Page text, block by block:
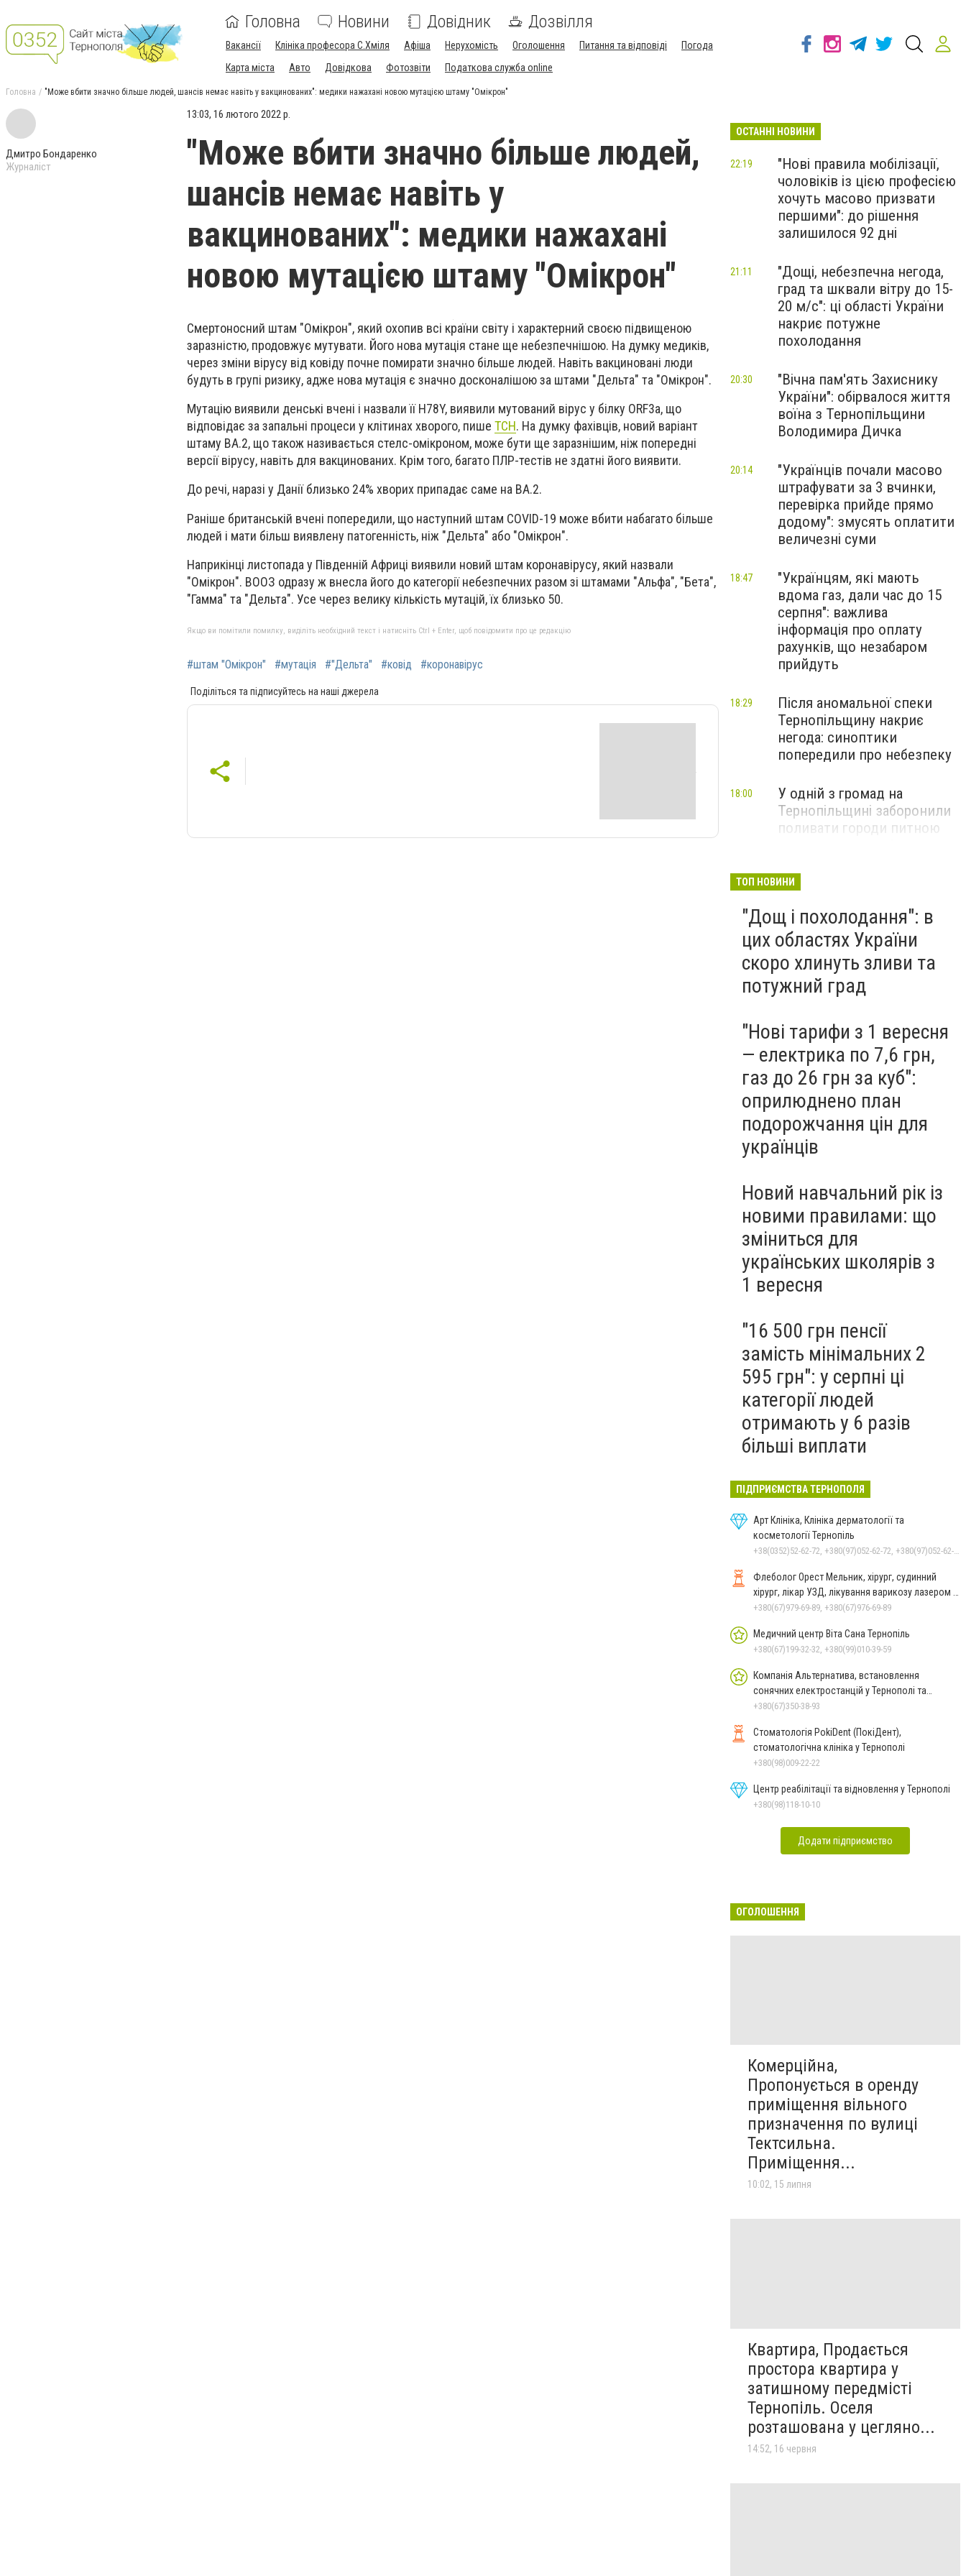
Головна Новини Довідник Дозвілля
Вакансії Клініка професора С.Хміля Афіша Нерухомість Оголошення Питання та відповіді
Погода
Карта міста
Авто Довідкова Фотозвіти Податкова служба online
Головна "Може вбити значно більше людей, шансів немає навіть у вакцинованих": медики нажахані новою мутацією штаму "Омікрон"
Дмитро Бондаренко
Журналіст
13:03, 16 лютого 2022 р.
"Може вбити значно більше людей,
шансів немає навіть у
вакцинованих": медики нажахані
новою мутацією штаму "Омікрон"
Смертоносний штам "Омікрон", який охопив всі країни світу і характерний своєю підвищеною
заразністю, продовжує мутувати. Його нова мутація стане ще небезпечнішою. На думку медиків,
через зміни вірусу від ковіду почне помирати значно більше людей. Навіть вакциновані люди
будуть в групі ризику, адже нова мутація є значно досконалішою за штами "Дельта" та "Омікрон".
Мутацію виявили денські вчені і назвали її H78Y, виявили мутований вірус у білку ORF3a, що
відповідає за запальні процеси у клітинах хворого, пише ТСН. На думку фахівців, новий варіант
штаму BA.2, що також називається стелс-омікроном, може бути ще заразнішим, ніж попередні
версії вірусу, навіть для вакцинованих. Крім того, багато ПЛР-тестів не здатні його виявити.
До речі, наразі у Данії близько 24% хворих припадає саме на BA.2.
Раніше британській вчені попередили, що наступний штам COVID-19 може вбити набагато більше
людей і мати більш виявлену патогенність, ніж "Дельта" або "Омікрон".
Наприкінці листопада у Південній Африці виявили новий штам коронавірусу, який назвали
"Омікрон". ВООЗ одразу ж внесла його до категорії небезпечних разом зі штамами "Альфа", "Бета",
"Гамма" та "Дельта". Усе через велику кількість мутацій, їх близько 50.
Якщо ви помітили помилку, виділіть необхідний текст і натисніть Ctrl + Enter, щоб повідомити про це редакцію
#штам "Омікрон" #мутація #"Дельта" #ковід #коронавірус
Поділіться та підписуйтесь на наші джерела
ОСТАННІ НОВИНИ
"Нові правила мобілізації,
чоловіків із цією професією
хочуть масово призвати
першими": до рішення
залишилося 92 дні
22:19
"Дощі, небезпечна негода,
град та шквали вітру до 15-
20 м/с": ці області України
накриє потужне
похолодання
21:11
"Вічна пам'ять Захиснику
України": обірвалося життя
воїна з Тернопільщини
Володимира Дичка
20:30
"Українців почали масово
штрафувати за 3 вчинки,
перевірка прийде прямо
додому": змусять оплатити
величезні суми
20:14
"Українцям, які мають
вдома газ, дали час до 15
серпня": важлива
інформація про оплату
рахунків, що незабаром
прийдуть
18:47
Після аномальної спеки
Тернопільщину накриє
негода: синоптики
попередили про небезпеку
18:29
У одній з громад на
Тернопільщині заборонили
поливати городи питною
18:00
миті: на Тернопільщині
знешкодили боєприпас
ТОП НОВИНИ
"Дощ і похолодання": в
цих областях України
скоро хлинуть зливи та
потужний град
"Нові тарифи з 1 вересня
— електрика по 7,6 грн,
газ до 26 грн за куб":
оприлюднено план
подорожчання цін для
українців
Новий навчальний рік із
новими правилами: що
зміниться для
українських школярів з
1 вересня
"16 500 грн пенсії
замість мінімальних 2
595 грн": у серпні ці
категорії людей
отримають у 6 разів
більші виплати
ПІДПРИЄМСТВА ТЕРНОПОЛЯ
Арт Клініка, Клініка дерматології та
косметології Тернопіль
+38(0352)52-62-72, +380(97)052-62-72, +380(97)052-62-72
Флеболог Орест Мельник, хірург, судинний
хірург, лікар УЗД, лікування варикозу лазером у
Тернополі
+380(67)979-69-89, +380(67)976-69-89
Медичний центр Віта Сана Тернопіль
+380(67)199-32-32, +380(99)010-39-59
Компанія Альтернатива, встановлення
сонячних електростанцій у Тернополі та
області
+380(67)350-38-93
Стоматологія PokiDent (ПокіДент),
стоматологічна клініка у Тернополі
+380(98)009-22-22
Центр реабілітації та відновлення у Тернополі
+380(98)118-10-10
Додати підприємство
ОГОЛОШЕННЯ
Комерційна,
Пропонується в оренду
приміщення вільного
призначення по вулиці
Тектсильна.
Приміщення...
10:02, 15 липня
Квартира, Продається
простора квартира у
затишному передмісті
Тернопіль. Оселя
розташована у цегляно...
14:52, 16 червня